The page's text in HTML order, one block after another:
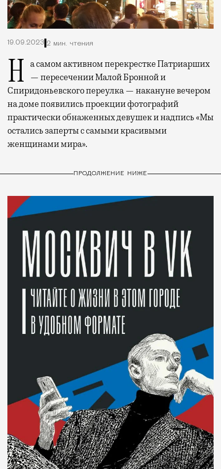
19.09.2023 2 мин. чтения
На самом активном перекрестке Патриарших
— пересечении Малой Бронной и
Спиридоньевского переулка — накануне вечером
на доме появились проекции фотографий
практически обнаженных девушек и надпись «Мы
остались заперты с самыми красивыми
женщинами мира».
ПРОДОЛЖЕНИЕ НИЖЕ